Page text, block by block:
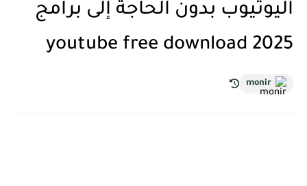
اليوتيوب بدون الحاجة إلى برامج
youtube free download 2025
monir